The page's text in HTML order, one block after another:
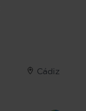
Cádiz